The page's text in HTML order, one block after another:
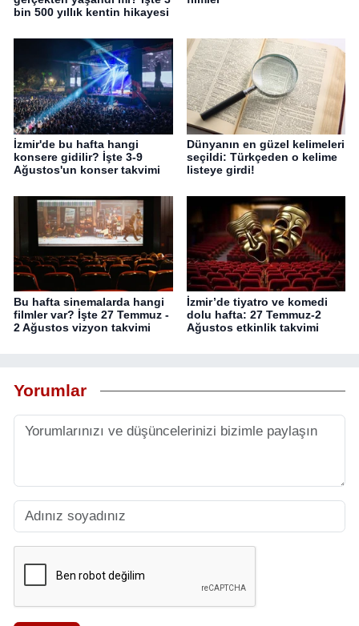
bin 500 yıllık kentin hikayesi
İzmir'de bu hafta hangi
konsere gidilir? İşte 3-9
Ağustos'un konser takvimi
Dünyanın en güzel kelimeleri
seçildi: Türkçeden o kelime
listeye girdi!
Bu hafta sinemalarda hangi
filmler var? İşte 27 Temmuz -
2 Ağustos vizyon takvimi
İzmir’de tiyatro ve komedi
dolu hafta: 27 Temmuz-2
Ağustos etkinlik takvimi
Yorumlar